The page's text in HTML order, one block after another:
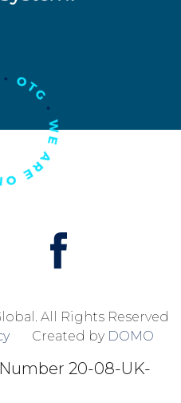
All Rights Reserved
Created by DOMO
20-08-UK-